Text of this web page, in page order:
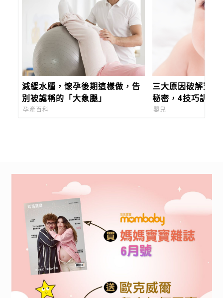
減緩水腫，懷孕後期這樣做，告
別被謔稱的「大象腿」
孕產百科
三大原因破解寶寶
秘密，4技巧訓練
「漏水」
嬰兒